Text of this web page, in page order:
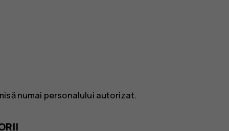
numai personalului autorizat.